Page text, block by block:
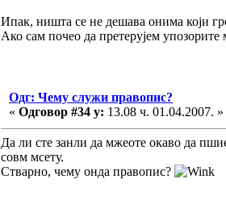
Ипак, ништа се не дешава онима који
Ако сам почео да претерујем упозорите
Одг: Чему служи правопис?
« Одговор #34 у: 13.08 ч. 01.04.2007. »
Да ли сте занли да мжеоте окаво да
совм мсету.
Стварно, чему онда правопис?